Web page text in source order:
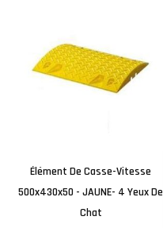
Élément De Casse-Vitesse
500x430x50 - JAUNE- 4 Yeux De
Chat